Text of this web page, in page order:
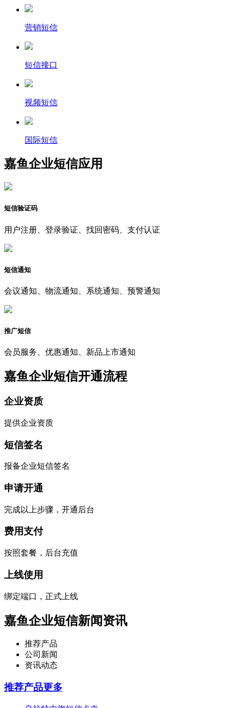
营销短信
短信接口
视频短信
国际短信
嘉鱼企业短信应用
短信验证码
用户注册、登录验证、找回密码、支付认证
短信通知
会议通知、物流通知、系统通知、预警通知
推广短信
会员服务、优惠通知、新品上市通知
嘉鱼企业短信开通流程
企业资质
提供企业资质
短信签名
报备企业短信签名
申请开通
完成以上步骤，开通后台
费用支付
按照套餐，后台充值
上线使用
绑定端口，正式上线
嘉鱼企业短信新闻资讯
推荐产品
公司新闻
资讯动态
推荐产品更多